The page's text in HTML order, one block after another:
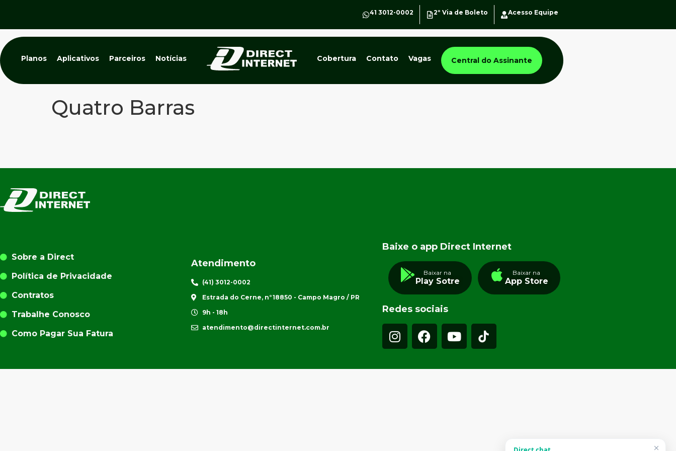
41 3012-0002 2º Via de Boleto Acesso Equipe
Planos Aplicativos Parceiros Notícias Cobertura Contato Vagas Central do Assinante
Quatro Barras
Sobre a Direct
Política de Privacidade
Contratos
Trabalhe Conosco
Como Pagar Sua Fatura
Atendimento
(41) 3012-0002
Estrada do Cerne, n°18850 - Campo Magro / PR
9h - 18h
atendimento@directinternet.com.br
Baixe o app Direct Internet
Baixar na
Play Sotre
Baixar na
App Store
Redes sociais